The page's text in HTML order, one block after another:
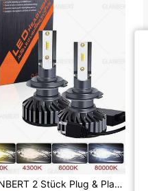
GLANBERT 2 Stück Plug & Play Hochleistungs-Automobil-LED-Scheinwerfer CSP 6000K Auto-LED-Scheinwerfer H1 H7 H11 H4 Automobil-LED-Scheinwerfer Auto-Lampe Koito Nebelscheinwerfer Weißlicht Automobil-Glühbirne